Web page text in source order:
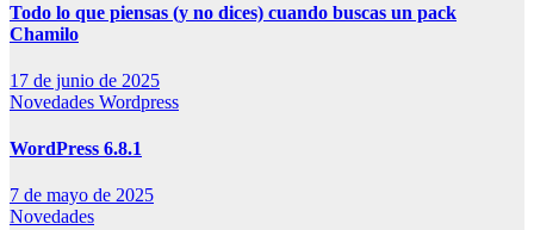
Todo lo que piensas (y no dices) cuando buscas un pack
Chamilo
17 de junio de 2025
Novedades Wordpress
WordPress 6.8.1
7 de mayo de 2025
Novedades